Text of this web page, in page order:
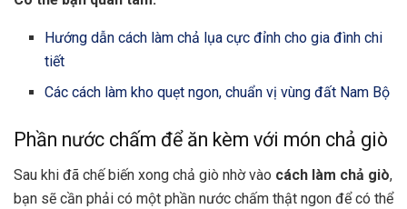
Hướng dẫn cách làm chả lụa cực đỉnh cho gia đình chi
tiết
Các cách làm kho quẹt ngon, chuẩn vị vùng đất Nam Bộ
Phần nước chấm để ăn kèm với món chả giò
Sau khi đã chế biến xong chả giò nhờ vào cách làm chả giò,
bạn sẽ cần phải có một phần nước chấm thật ngon để có thể